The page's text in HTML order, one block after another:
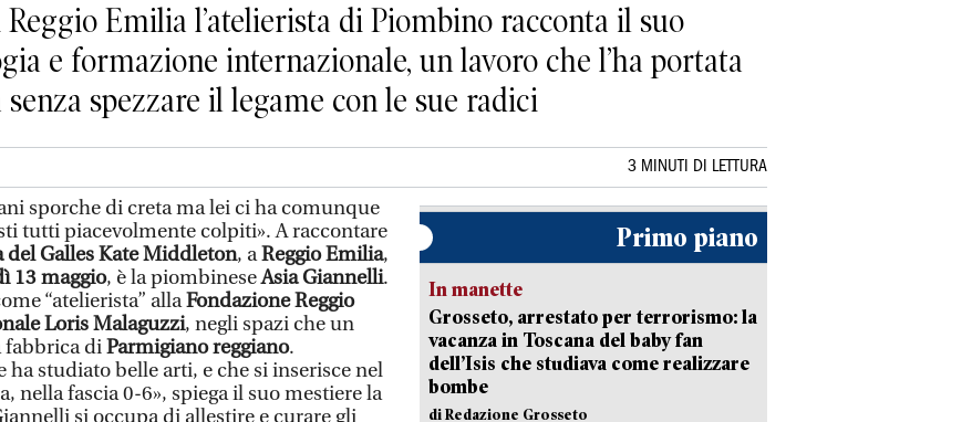
Emilia l’atelierista di Piombino racconta il suo
e formazione internazionale, un lavoro che l’ha portata
spezzare il legame con le sue radici
3 MINUTI DI LETTURA
sporche di creta ma lei ci ha comunque
tutti piacevolmente colpiti». A raccontare
del Galles Kate Middleton, aReggio Emilia,
13 maggio, è la piombineseAsia Giannelli.
“atelierista” allaFondazione Reggio
Loris Malaguzzi, negli spazi che un
fabbrica diParmigiano reggiano.
ha studiato belle arti, e che si inserisce nel
nella fascia 0-6», spiega il suo mestiere la
si occupa di allestire e curare gli
Primo piano
In manette
Grosseto, arrestato per terrorismo: la
vacanza in Toscana del baby fan
dell’Isis che studiava come realizzare
bombe
di Redazione Grosseto